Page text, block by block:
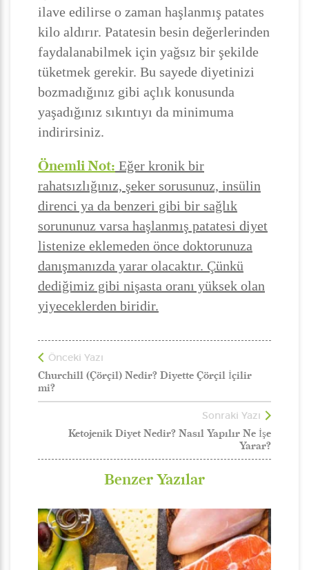
ilave edilirse o zaman haşlanmış patates
kilo aldırır. Patatesin besin değerlerinden
faydalanabilmek için yağsız bir şekilde
tüketmek gerekir. Bu sayede diyetinizi
bozmadığınız gibi açlık konusunda
yaşadığınız sıkıntıyı da minimuma
indirirsiniz.
Önemli Not: Eğer kronik bir
rahatsızlığınız, şeker sorusunuz, insülin
direnci ya da benzeri gibi bir sağlık
sorununuz varsa haşlanmış patatesi diyet
listenize eklemeden önce doktorunuza
danışmanızda yarar olacaktır. Çünkü
dediğimiz gibi nişasta oranı yüksek olan
yiyeceklerden biridir.
Önceki Yazı
Churchill (Çörçil) Nedir? Diyette Çörçil İçilir
mi?
Sonraki Yazı
Ketojenik Diyet Nedir? Nasıl Yapılır Ne İşe
Yarar?
Benzer Yazılar